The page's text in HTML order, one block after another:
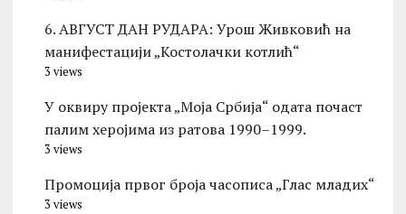
6. АВГУСТ ДАН РУДАРА: Урош Живковић на
манифестацији „Костолачки котлић“
3 views
У оквиру пројекта „Моја Србија“ одата почаст
палим херојима из ратова 1990–1999.
3 views
Промоција првог броја часописа „Глас младих“
3 views